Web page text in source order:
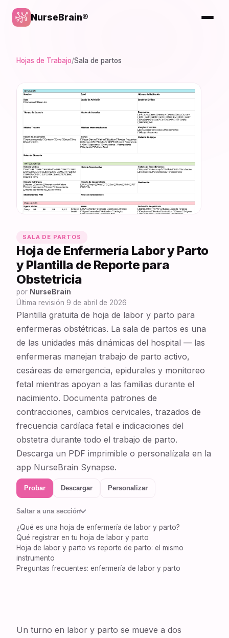
NurseBrain®
Hojas de Trabajo/Sala de partos
SALA DE PARTOS
Hoja de Enfermería Labor y Parto
y Plantilla de Reporte para
Obstetricia
por NurseBrain
Última revisión 9 de abril de 2026
Plantilla gratuita de hoja de labor y parto para
enfermeras obstétricas. La sala de partos es una
de las unidades más dinámicas del hospital — las
enfermeras manejan trabajo de parto activo,
cesáreas de emergencia, epidurales y monitoreo
fetal mientras apoyan a las familias durante el
nacimiento. Documenta patrones de
contracciones, cambios cervicales, trazados de
frecuencia cardíaca fetal e indicaciones del
obstetra durante todo el trabajo de parto.
Descarga un PDF imprimible o personalízala en la
app NurseBrain Synapse.
Probar Descargar Personalizar
Saltar a una sección
¿Qué es una hoja de enfermería de labor y parto?
Qué registrar en tu hoja de labor y parto
Hoja de labor y parto vs reporte de parto: el mismo
instrumento
Preguntas frecuentes: enfermería de labor y parto
Un turno en labor y parto se mueve a dos